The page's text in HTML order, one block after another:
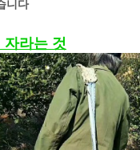
니다
라는 것